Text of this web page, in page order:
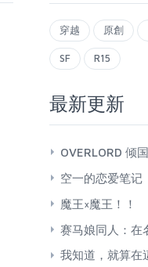
穿越 原創
SF R15
最新更新
OVERLORD 倾
空一的恋爱笔记
魔王×魔王！！
赛马娘同人：在
我知道，就算在